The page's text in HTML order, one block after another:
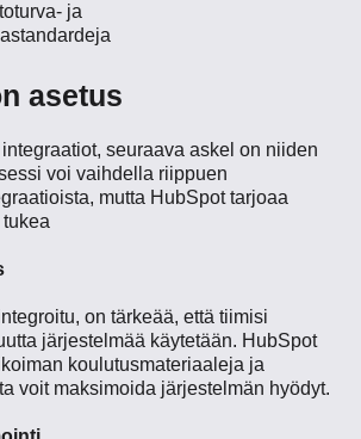
ja
asetus
seuraava askel on niiden
voi vaihdella riippuen
mutta HubSpot tarjoaa
on tärkeää, että tiimisi
järjestelmää käytetään. HubSpot
koulutusmateriaaleja ja
voit maksimoida järjestelmän hyödyt.